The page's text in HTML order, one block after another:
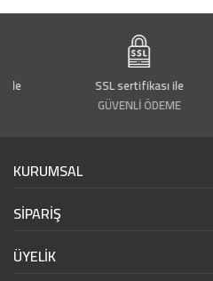
SSL sertifikası ile
GÜVENLİ ÖDEME
KURUMSAL
SİPARİŞ
ÜYELİK